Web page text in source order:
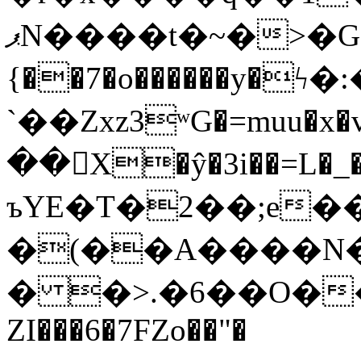
ޕN����t�~�>�G�{�Wރ�sl̞�@x_:�ˏ��՛��zU;wk�F�m�q}
ъYE�T�2��;e
� �>.�6��O�
ZI���6�7FZo��"�